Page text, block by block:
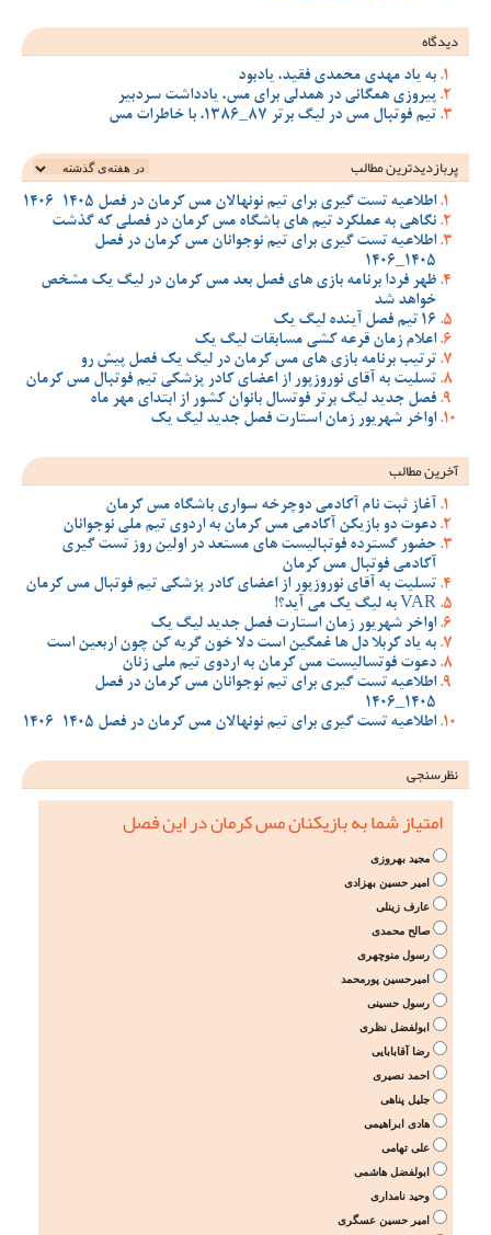
دیدگاه
به یاد مهدی محمدی فقید، یادبود
پیروزی همگانی در همدلی برای مس، یادداشت سردبیر
تیم فوتبال مس در لیگ برتر 87_1386، با خاطرات مس
پربازدیدترین‌ مطالب
اطلاعیه تست گیری برای تیم نونهالان مس کرمان در فصل 1405-1406
نگاهی به عملکرد تیم های باشگاه مس کرمان در فصلی که گذشت
اطلاعیه تست گیری برای تیم نوجوانان مس کرمان در فصل
1405_1406
ظهر فردا برنامه بازی های فصل بعد مس کرمان در لیگ یک مشخص
خواهد شد
16 تیم فصل آینده لیگ یک
اعلام زمان قرعه کشی مسابقات لیگ یک
ترتیب برنامه بازی های مس کرمان در لیگ یک فصل پیش رو
تسلیت به آقای نوروزپور از اعضای کادر پزشکی تیم فوتبال مس کرمان
فصل جدید لیگ برتر فوتسال بانوان کشور از ابتدای مهر ماه
اواخر شهریور زمان استارت فصل جدید لیگ یک
آخرین مطالب
آغاز ثبت نام آکادمی دوچرخه سواری باشگاه مس کرمان
دعوت دو بازیکن آکادمی مس کرمان به اردوی تیم ملی نوجوانان
حضور گسترده فوتبالیست های مستعد در اولین روز تست گیری
آکادمی فوتبال مس کرمان
تسلیت به آقای نوروزپور از اعضای کادر پزشکی تیم فوتبال مس کرمان
VAR به لیگ یک می آید؟!
اواخر شهریور زمان استارت فصل جدید لیگ یک
به یاد کربلا دل ها غمگین است دلا خون گریه کن چون اربعین است
دعوت فوتسالیست مس کرمان به اردوی تیم ملی زنان
اطلاعیه تست گیری برای تیم نوجوانان مس کرمان در فصل
1405_1406
اطلاعیه تست گیری برای تیم نونهالان مس کرمان در فصل 1405-1406
نظرسنجی
امتیاز شما به بازیکنان مس کرمان در این فصل
مجید بهروزی
امیر حسین بهزادی
عارف زینلی
صالح محمدی
رسول منوچهری
امیرحسین پورمحمد
رسول حسینی
ابولفضل نظری
رضا آقابابایی
احمد نصیری
جلیل پناهی
هادی ابراهیمی
علی تهامی
ابولفضل هاشمی
وحید نامداری
امیر حسین عسگری